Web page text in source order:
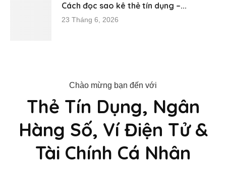
Cách đọc sao kê thẻ tín dụng –...
23 Tháng 6, 2026
Chào mừng bạn đến với
Thẻ Tín Dụng, Ngân
Hàng Số, Ví Điện Tử &
Tài Chính Cá Nhân